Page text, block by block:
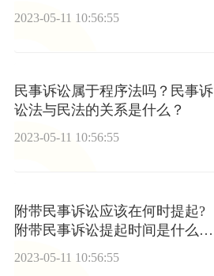
吗？
2023-05-11 10:56:55
民事诉讼属于程序法吗？民事诉
讼法与民法的关系是什么？
2023-05-11 10:56:55
附带民事诉讼应该在何时提起?
附带民事诉讼提起时间是什么时
2023-05-11 10:56:55